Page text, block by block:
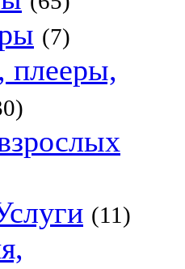
(7)
плееры,
(11)